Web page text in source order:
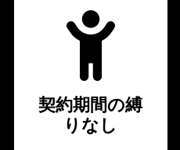
契約期間の縛
りなし